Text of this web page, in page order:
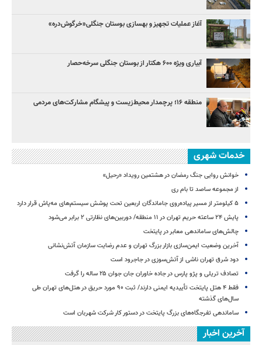
آغاز عملیات تجهیز و بهسازی بوستان جنگلی«خرگوش‌دره»
آبیاری ویژه ۶۰۰ هکتار از بوستان جنگلی سرخه‌حصار
منطقه ۱۶؛ پرچمدار محیط‌زیست و پیشگام مشارکت‌های مردمی
خدمات شهری
خوانش روایی جنگ رمضان در هشتمین رویداد «رحیل»
از مجموعه ساصد تا بام ری
۵ کیلومتر از مسیر پیاده‌روی جاماندگان اربعین تحت پوشش سیستم‌های مه‌پاش قرار دارد
پایش ۲۴ ساعته حریم تهران در ۱۱ منطقه/ دوربین‌های نظارتی ۲ برابر می‌شود
چالش‌های ساماندهی معابر در پایتخت
آخرین وضعیت ایمن‌سازی بازار بزرگ تهران و عدم رضایت سازمان آتش‌نشانی
دود شرق تهران ناشی از آتش‌سوزی در جاجرود است
تصادف تریلی و پژو پارس در جاده خاوران جان جوان ۲۵ ساله را گرفت
فقط ۴ هتل پایتخت تأییدیه ایمنی دارند/ ثبت ۹۰ مورد حریق در هتل‌های تهران طی
سال‌های گذشته
ساماندهی تفرجگاه‌های بزرگ پایتخت در دستور کار شرکت شهربان است
آخرین اخبار